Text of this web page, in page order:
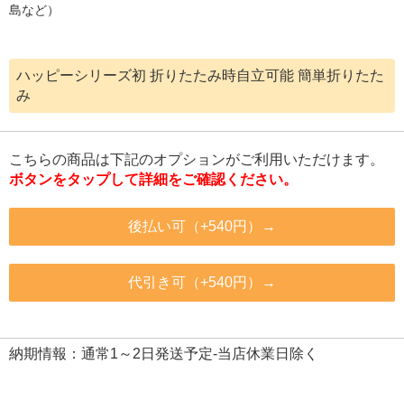
島など）
ハッピーシリーズ初 折りたたみ時自立可能 簡単折りたた
み
こちらの商品は下記のオプションがご利用いただけます。
ボタンをタップして詳細をご確認ください。
後払い可（+540円）→
代引き可（+540円）→
納期情報：通常1～2日発送予定-当店休業日除く